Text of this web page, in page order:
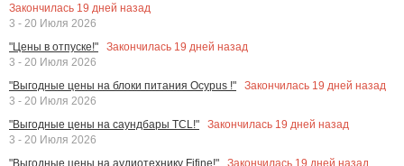
Закончилась 19 дней назад
3 - 20 Июля 2026
"Цены в отпуске!"
Закончилась 19 дней назад
3 - 20 Июля 2026
"Выгодные цены на блоки питания Ocypus !"
Закончилась 19 дней назад
3 - 20 Июля 2026
"Выгодные цены на саундбары TCL!"
Закончилась 19 дней назад
3 - 20 Июля 2026
"Выгодные цены на аудиотехнику Fifine!"
Закончилась 19 дней назад